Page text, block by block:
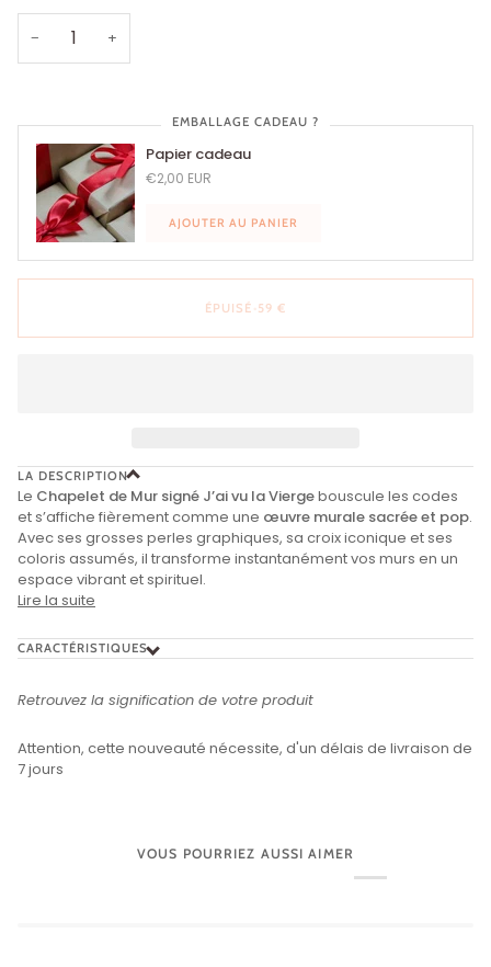
−
+
EMBALLAGE CADEAU ?
Papier cadeau
€2,00 EUR
AJOUTER AU PANIER
ÉPUISÉ • 59 €
LA DESCRIPTION
Le Chapelet de Mur signé J’ai vu la Viergebouscule les codes
et s’affiche fièrement comme une œuvre murale sacrée et pop.
Avec ses grosses perles graphiques, sa croix iconique et ses
coloris assumés, il transforme instantanément vos murs en un
espace vibrant et spirituel.
Lire la suite
CARACTÉRISTIQUES
Retrouvez la signification de votre produit
Attention, cette nouveauté nécessite, d'un délais de livraison de
7 jours
VOUS POURRIEZ AUSSI AIMER